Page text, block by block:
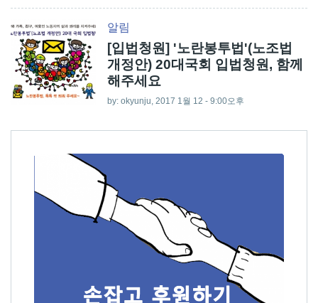
알림
[입법청원] '노란봉투법'(노조법
개정안) 20대국회 입법청원, 함께
해주세요
by: okyunju, 2017 1월 12 - 9:00오후